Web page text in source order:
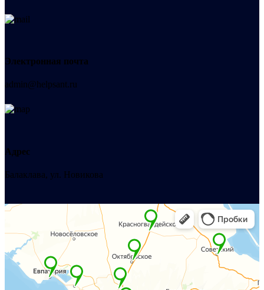
Электронная почта
admin@helpsant.ru
Адрес
Балаклава, ул. Новикова